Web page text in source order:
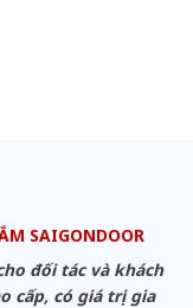
SAIGONDOOR
đối tác và khách
cấp, có giá trị gia